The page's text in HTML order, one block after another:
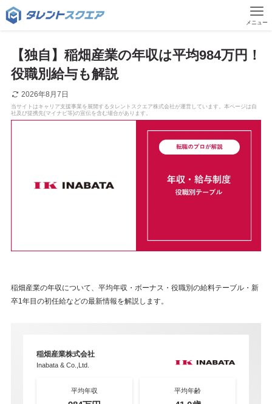
メニュー
【独自】稲畑産業の年収は平均984万円！
役職別給与も解説
2026年8月7日
稲畑産業の年収について、平均年収・ボーナス・役職別の給料テーブル・新
卒1年目の初任給などの最新情報を解説します。
稲畑産業株式会社
Inabata & Co.,Ltd.
平均年収 平均年齢